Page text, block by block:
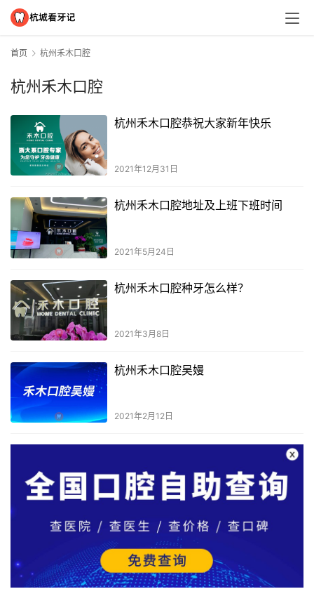
首页 杭州禾木口腔
杭州禾木口腔
杭州禾木口腔恭祝大家新年快乐
2021年12月31日
杭州禾木口腔地址及上班下班时间
2021年5月24日
杭州禾木口腔种牙怎么样？
2021年3月8日
杭州禾木口腔吴嫚
2021年2月12日